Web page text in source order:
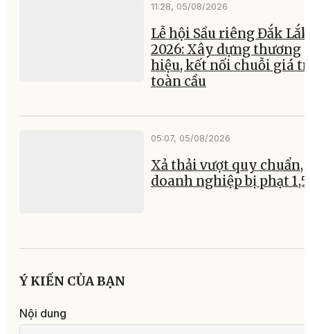
11:28, 05/08/2026
Lễ hội Sầu riêng Đắk Lắk
2026: Xây dựng thương
hiệu, kết nối chuỗi giá
toàn cầu
05:07, 05/08/2026
Xả thải vượt quy chuẩn,
doanh nghiệp bị phạt
Ý KIẾN CỦA BẠN
Nội dung